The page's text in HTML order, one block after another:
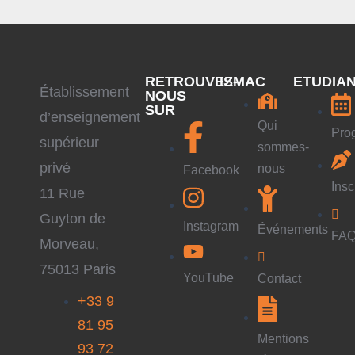
Établissement
d’enseignement
supérieur
privé
11 Rue
Guyton de
Morveau,
75013 Paris
+33 9
81 95
93 72
RETROUVEZ-
NOUS
SUR
Facebook
Instagram
YouTube
ISMAC
Qui
sommes-
nous
Événements
Contact
Mentions